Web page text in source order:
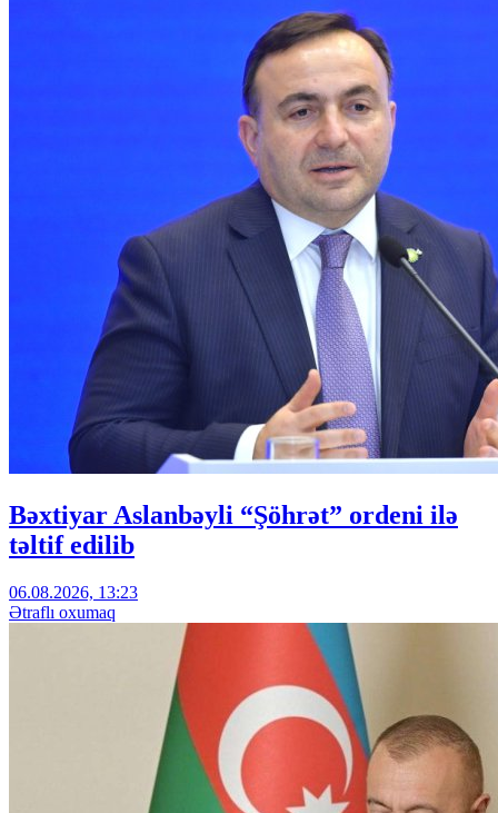
Bəxtiyar Aslanbəyli “Şöhrət” ordeni ilə
təltif edilib
06.08.2026, 13:23
Ətraflı oxumaq